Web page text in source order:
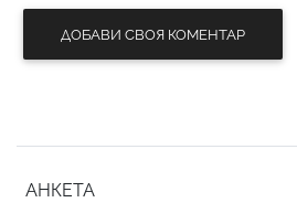
ДОБАВИ СВОЯ КОМЕНТАР
АНКЕТА